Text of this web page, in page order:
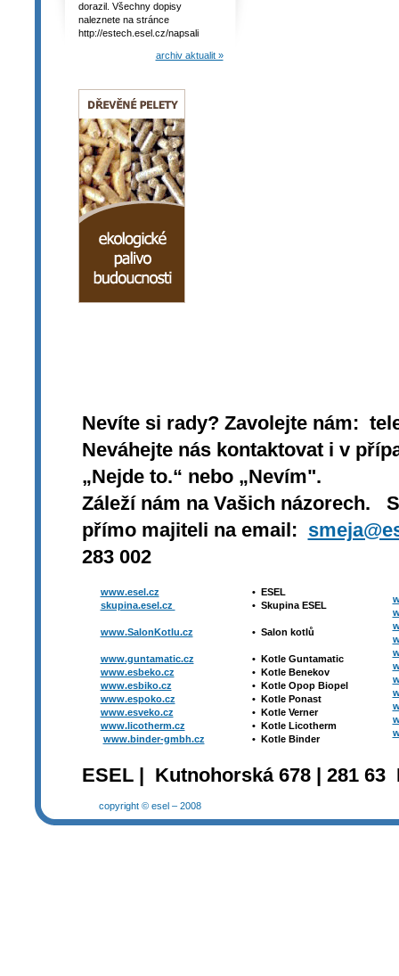
dorazil. Všechny dopisy
naleznete na stránce
http://estech.esel.cz/napsali
archiv aktualit »
Nevíte si rady? Zavolejte nám:
Neváhejte nás kontaktovat i v
„Nejde to.“ nebo „Nevím".
Záleží nám na Vašich názorech.
přímo majiteli na email:
283 002
www.esel.cz
skupina.esel.cz
www.SalonKotlu.cz
www.guntamatic.cz
www.esbeko.cz
www.esbiko.cz
www.espoko.cz
www.esveko.cz
www.licotherm.cz
www.binder-gmbh.cz
• ESEL
• Skupina ESEL
• Salon kotlů
• Kotle Guntamatic
• Kotle Benekov
• Kotle Opop Biopel
• Kotle Ponast
• Kotle Verner
• Kotle Licotherm
• Kotle Binder
ESEL | Kutnohorská 678 | 281
copyright © esel – 2008